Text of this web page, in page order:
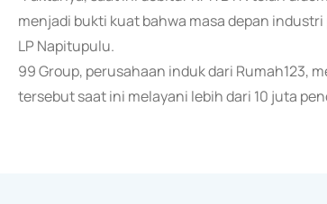
menjadi bukti kuat bahwa masa depan
LP Napitupulu.
99 Group, perusahaan induk dari Rumah123,
tersebut saat ini melayani lebih dari 10 juta